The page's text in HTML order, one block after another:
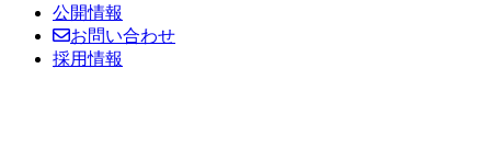
公開情報
お問い合わせ
採用情報